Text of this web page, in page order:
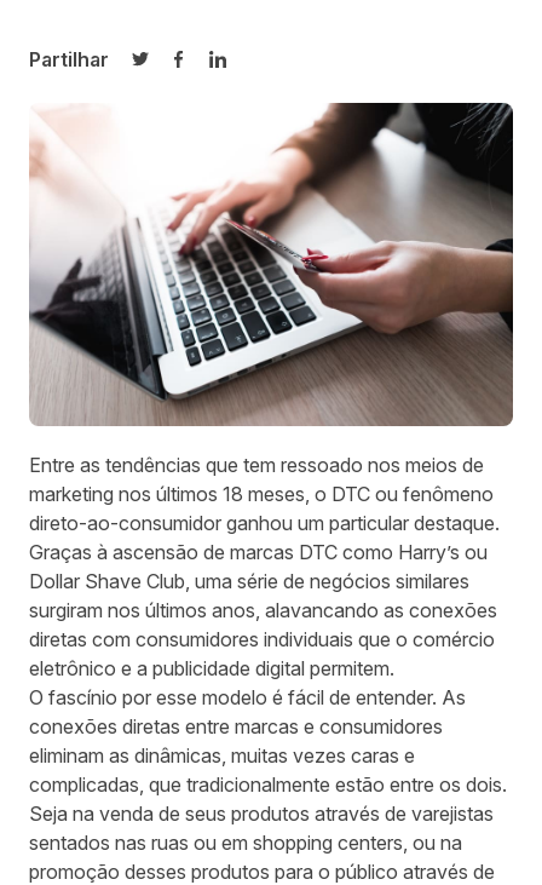
Partilhar
Partilhar no Twitter
Partilhar no Facebook
Partilhar no LinkedIn
Entre as tendências que tem ressoado nos meios de
marketing nos últimos 18 meses, o DTC ou fenômeno
direto-ao-consumidor ganhou um particular destaque.
Graças à ascensão de marcas DTC como Harry’s ou
Dollar Shave Club, uma série de negócios similares
surgiram nos últimos anos, alavancando as conexões
diretas com consumidores individuais que o comércio
eletrônico e a publicidade digital permitem.
O fascínio por esse modelo é fácil de entender. As
conexões diretas entre marcas e consumidores
eliminam as dinâmicas, muitas vezes caras e
complicadas, que tradicionalmente estão entre os dois.
Seja na venda de seus produtos através de varejistas
sentados nas ruas ou em shopping centers, ou na
promoção desses produtos para o público através de